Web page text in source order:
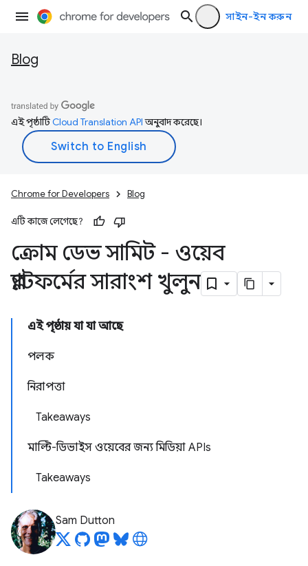
সাইন-ইন করুন
Blog
এই পৃষ্ঠাটিCloud Translation APIঅনুবাদ করেছে।
Chrome for Developers Blog
এটি কাজে লেগেছে?
ক্রোম ডেভ সামিট - ওয়েব
প্ল্যাটফর্মের সারাংশ খুলুন
এই পৃষ্ঠায় যা যা আছে
পলক
নিরাপত্তা
Takeaways
মাল্টি-ডিভাইস ওয়েবের জন্য মিডিয়া APIs
Takeaways
Sam Dutton